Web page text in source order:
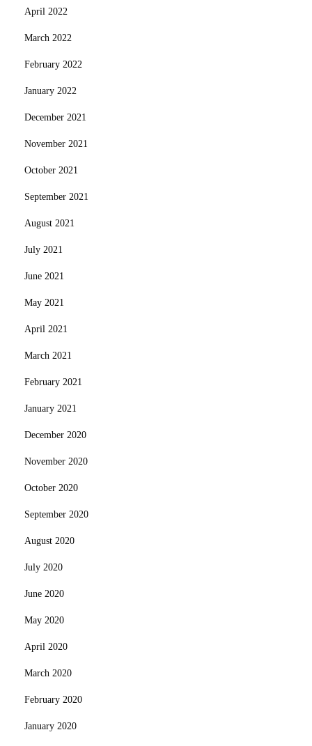
April 2022
March 2022
February 2022
January 2022
December 2021
November 2021
October 2021
September 2021
August 2021
July 2021
June 2021
May 2021
April 2021
March 2021
February 2021
January 2021
December 2020
November 2020
October 2020
September 2020
August 2020
July 2020
June 2020
May 2020
April 2020
March 2020
February 2020
January 2020